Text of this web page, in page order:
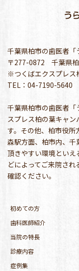
千葉県柏市の歯医者「
〒277-0872 千葉県
※つくばエクスプレス
TEL：04-7190-5640
千葉県柏市の歯医者「
スプレス柏の葉キャ
す。その他、柏市役所
森駅方面、柏市内、
頂きやすい環境といえ
どによってご来院さ
確認ください。
初めての方
歯科医師紹介
当院の特長
診療内容
症例集